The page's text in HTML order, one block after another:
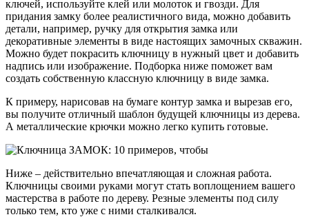
ключей, используйте клей или молоток и гвозди. Для
придания замку более реалистичного вида, можно добавить
детали, например, ручку для открытия замка или
декоративные элементы в виде настоящих замочных скважин.
Можно будет покрасить ключницу в нужный цвет и добавить
надпись или изображение. Подборка ниже поможет вам
создать собственную классную ключницу в виде замка.
К примеру, нарисовав на бумаге контур замка и вырезав его,
вы получите отличный шаблон будущей ключницы из дерева.
А металлические крючки можно легко купить готовые.
Ниже – действительно впечатляющая и сложная работа.
Ключницы своими руками могут стать воплощением вашего
мастерства в работе по дереву. Резные элементы под силу
только тем, кто уже с ними сталкивался.